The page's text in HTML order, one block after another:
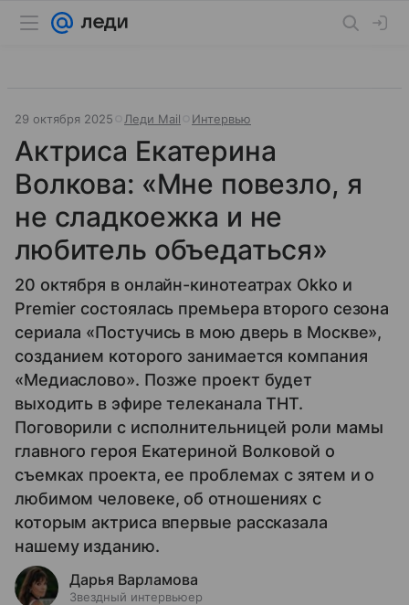
29 октября 2025 Леди Mail Интервью
Актриса Екатерина
Волкова: «Мне повезло, я
не сладкоежка и не
любитель объедаться»
20 октября в онлайн-кинотеатрах Okko и
Premier состоялась премьера второго сезона
сериала «Постучись в мою дверь в Москве»,
созданием которого занимается компания
«Медиаслово». Позже проект будет
выходить в эфире телеканала ТНТ.
Поговорили с исполнительницей роли мамы
главного героя Екатериной Волковой о
съемках проекта, ее проблемах с зятем и о
любимом человеке, об отношениях с
которым актриса впервые рассказала
нашему изданию.
Дарья Варламова
Звездный интервьюер